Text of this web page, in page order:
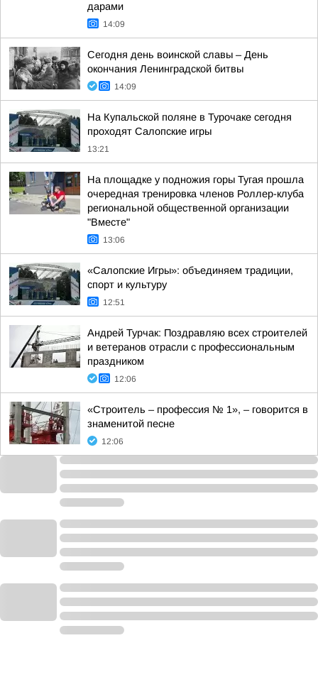
дарами
14:09
Сегодня день воинской славы – День
окончания Ленинградской битвы
14:09
На Купальской поляне в Турочаке сегодня
проходят Салопские игры
13:21
На площадке у подножия горы Тугая прошла
очередная тренировка членов Роллер-клуба
региональной общественной организации
"Вместе"
13:06
«Салопские Игры»: объединяем традиции,
спорт и культуру
12:51
Андрей Турчак: Поздравляю всех строителей
и ветеранов отрасли с профессиональным
праздником
12:06
«Строитель – профессия № 1», – говорится в
знаменитой песне
12:06